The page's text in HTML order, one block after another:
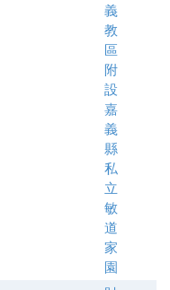
義
教
區
附
設
嘉
義
縣
私
立
敏
道
家
園